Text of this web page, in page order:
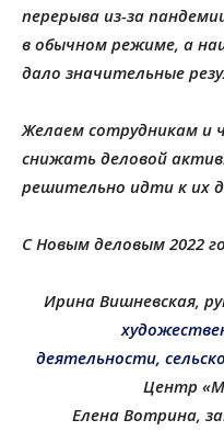
перерыва из-за
в обычном режиме, а
дало значительные
Желаем сотрудникам и
снижать деловой
решительно идти к их
С Новым деловым 2022
Ирина Вишневская,
деятельности,
Центр
Елена Вотрина,